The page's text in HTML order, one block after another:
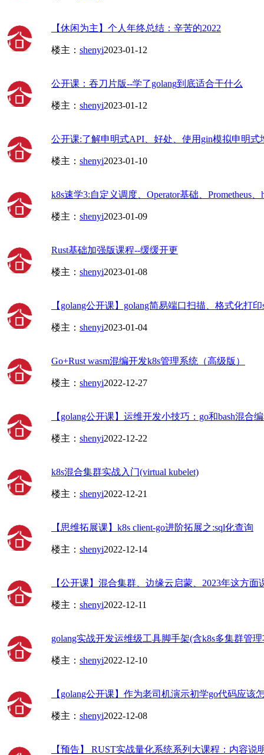
【休闲为主】个人年终总结：辛苦的2022
楼主： shenyi2023-01-12
公开课：吞刀片版--学了golang到底适合干什么
楼主： shenyi2023-01-12
公开课:了解申明式API、好处、使用gin模拟申明式
楼主： shenyi2023-01-10
k8s速学3:自定义调度、Operator基础、Prometheus、
楼主： shenyi2023-01-09
Rust基础加强版课程--缓缓开更
楼主： shenyi2023-01-08
【golang公开课】golang简易端口扫描、格式化打
楼主： shenyi2023-01-04
Go+Rust wasm混编开发k8s管理系统（高级版）
楼主： shenyi2022-12-27
【golang公开课】运维开发小技巧：go和bash混合
楼主： shenyi2022-12-22
k8s混合集群实战入门(virtual kubelet)
楼主： shenyi2022-12-21
【思维拓展课】k8s client-go进阶拓展之:sql化查询
楼主： shenyi2022-12-14
【公开课】混合集群、边缘云启蒙、2023年这方面
楼主： shenyi2022-12-11
golang实战开发运维级工具脚手架(含k8s多集群管
楼主： shenyi2022-12-10
【golang公开课】作为老司机演示初学go代码应该
楼主： shenyi2022-12-08
【预告】 RUST实战量化系统系列大课程：内容说